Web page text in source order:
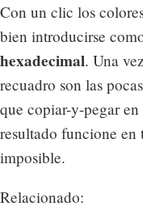
Con un clic los
bien introducirse
hexadecimal. Una
recuadro son las
que copiar-y-pegar
resultado funcione en
imposible.
Relacionado: